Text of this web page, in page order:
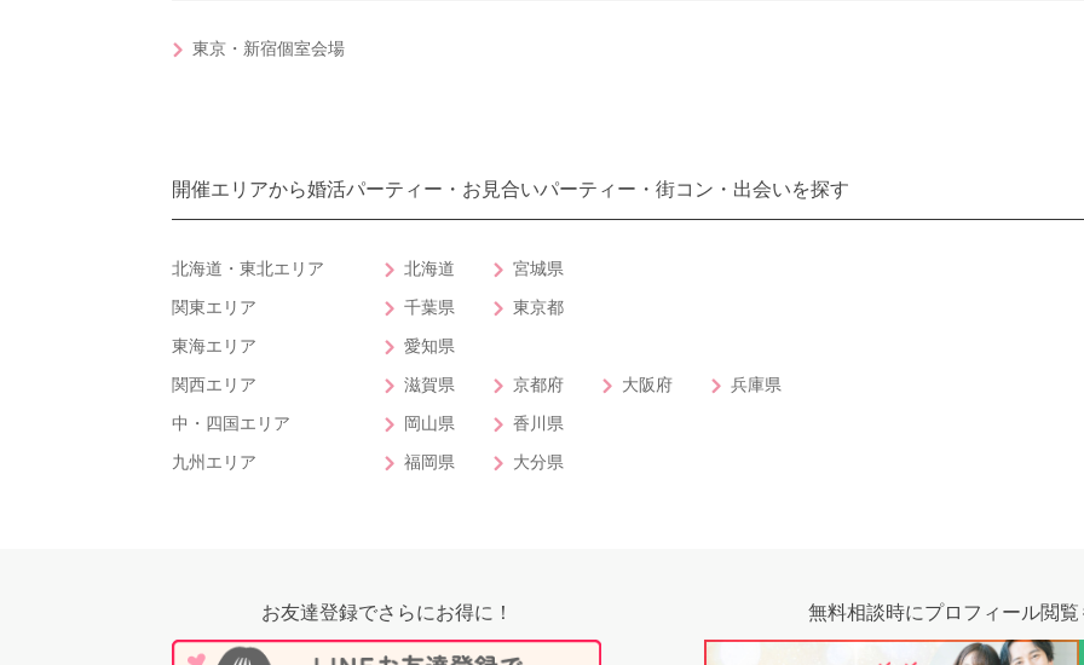
東京・新宿個室会場
開催エリアから婚活パーティー・お見合いパーティー・街コン・出会いを探す
北海道・東北エリア 北海道 宮城県
関東エリア 千葉県 東京都
東海エリア 愛知県
関西エリア 滋賀県 京都府 大阪府 兵庫県
中・四国エリア 岡山県 香川県
九州エリア 福岡県 大分県
お友達登録でさらにお得に！ 無料相談時にプロフィール閲覧